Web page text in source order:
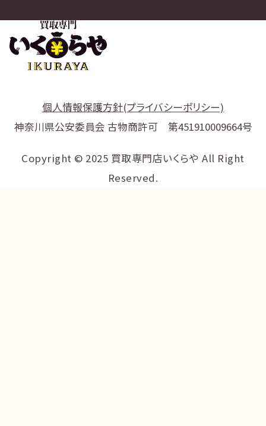
個人情報保護方針(プライバシーポリシー)
神奈川県公安委員会 古物商許可 第451910009664号
Copyright © 2025 買取専門店いくらや All Right
Reserved.